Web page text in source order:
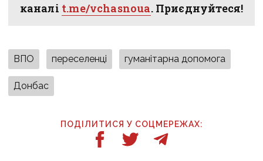
каналі t.me/vchasnoua. Приєднуйтеся!
ВПО переселенці гуманітарна допомога
Донбас
ПОДІЛИТИСЯ У СОЦМЕРЕЖАХ: